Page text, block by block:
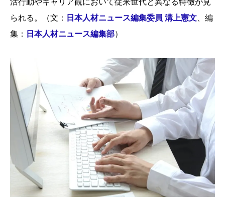
活行動やキャリア観において従来世代と異なる特徴が見
られる。（文：
日本人材ニュース編集委員 溝上憲文 、編
集：
日本人材ニュース編集部）